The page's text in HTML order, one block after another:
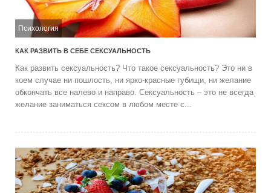
Психология
КАК РАЗВИТЬ В СЕБЕ СЕКСУАЛЬНОСТЬ
Как развить сексуальность? Что такое сексуальность? Это ни в
коем случае ни пошлость, ни ярко-красные губищи, ни желание
обкончать все налево и направо. Сексуальность – это не всегда
желание заниматься сексом в любом месте с...